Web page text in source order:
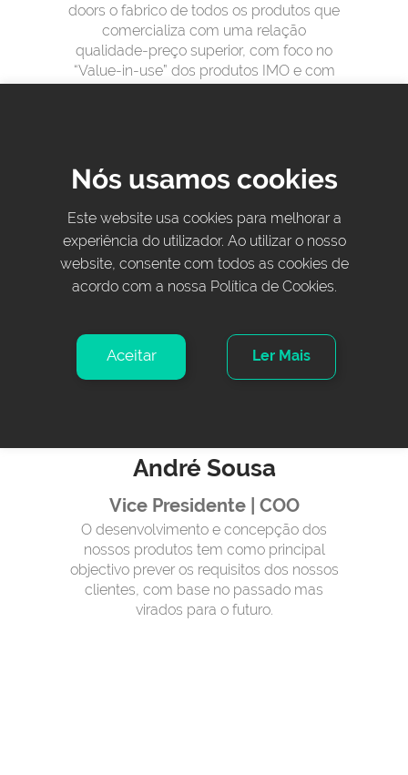
doors o fabrico de todos os produtos que
comercializa com uma relação
qualidade-preço superior, com foco no
“Value-in-use” dos produtos IMO e com
André Sousa
Vice Presidente | COO
O desenvolvimento e concepção dos
nossos produtos tem como principal
objectivo prever os requisitos dos nossos
clientes, com base no passado mas
virados para o futuro.
Nós usamos cookies
Este website usa cookies para melhorar a
experiência do utilizador. Ao utilizar o nosso
website, consente com todos as cookies de
acordo com a nossa Política de Cookies.
Aceitar Ler Mais